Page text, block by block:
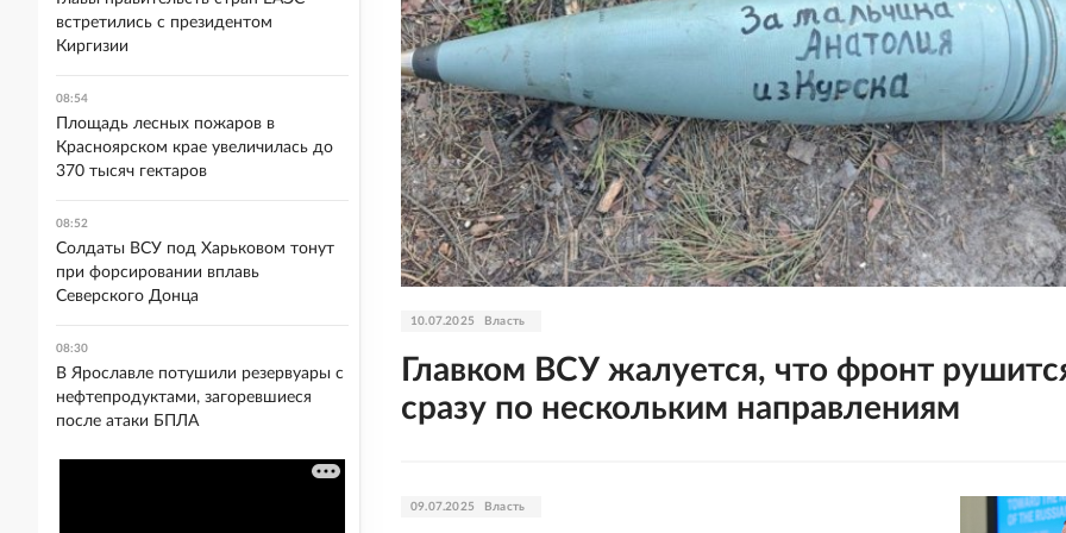
10.07.2025 Власть
Главком ВСУ жалуется, что фронт
сразу по нескольким направлениям
09.07.2025 Власть
встретились с президентом
Киргизии
08:54
Площадь лесных пожаров в
Красноярском крае увеличилась до
370 тысяч гектаров
08:52
Солдаты ВСУ под Харьковом тонут
при форсировании вплавь
Северского Донца
08:30
В Ярославле потушили резервуары с
нефтепродуктами, загоревшиеся
после атаки БПЛА